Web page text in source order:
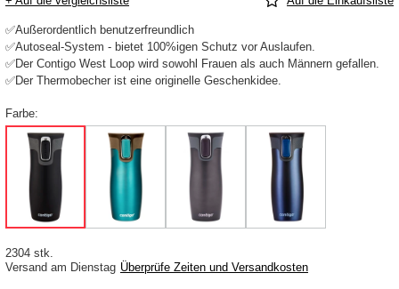
✅Außerordentlich benutzerfreundlich
✅Autoseal-System - bietet 100%igen Schutz vor Auslaufen.
✅Der Contigo West Loop wird sowohl Frauen als auch Männern gefallen.
✅Der Thermobecher ist eine originelle Geschenkidee.
Farbe
2304 stk.
Versand am Dienstag Überprüfe Zeiten und Versandkosten